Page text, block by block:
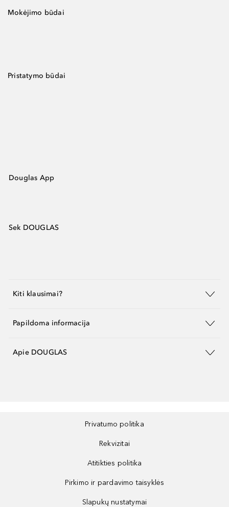
Mokėjimo būdai
Pristatymo būdai
Douglas App
Sek DOUGLAS
Kiti klausimai?
Papildoma informacija
Apie DOUGLAS
Privatumo politika
Rekvizitai
Atitikties politika
Pirkimo ir pardavimo taisyklės
Slapukų nustatymai